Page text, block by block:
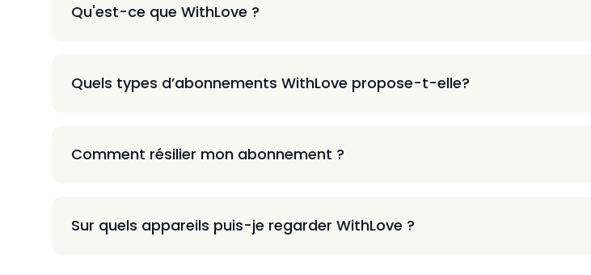
Qu'est-ce que WithLove ?
Quels types d’abonnements WithLove propose-t-elle?
Comment résilier mon abonnement ?
Sur quels appareils puis-je regarder WithLove ?